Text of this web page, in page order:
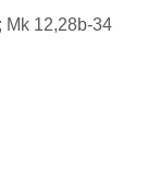
Mk 12,28b-34